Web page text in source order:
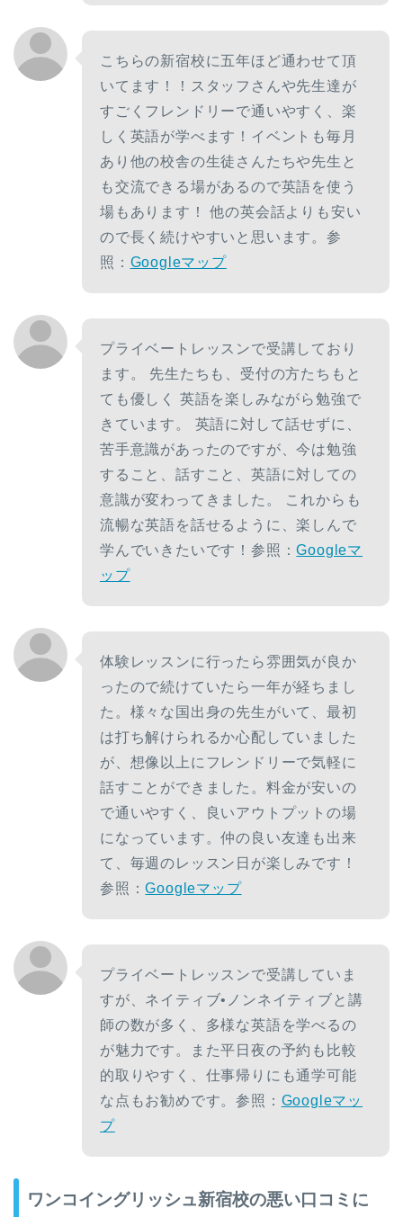
こちらの新宿校に五年ほど通わせて頂
いてます！！スタッフさんや先生達が
すごくフレンドリーで通いやすく、楽
しく英語が学べます！イベントも毎月
あり他の校舎の生徒さんたちや先生と
も交流できる場があるので英語を使う
場もあります！ 他の英会話よりも安い
ので長く続けやすいと思います。参
照： Googleマップ
プライベートレッスンで受講しており
ます。 先生たちも、受付の方たちもと
ても優しく 英語を楽しみながら勉強で
きています。 英語に対して話せずに、
苦手意識があったのですが、今は勉強
すること、話すこと、英語に対しての
意識が変わってきました。 これからも
流暢な英語を話せるように、楽しんで
学んでいきたいです！参照：Googleマ
ップ
体験レッスンに行ったら雰囲気が良か
ったので続けていたら一年が経ちまし
た。様々な国出身の先生がいて、最初
は打ち解けられるか心配していました
が、想像以上にフレンドリーで気軽に
話すことができました。料金が安いの
で通いやすく、良いアウトプットの場
になっています。仲の良い友達も出来
て、毎週のレッスン日が楽しみです！
参照：Googleマップ
プライベートレッスンで受講していま
すが、ネイティブ•ノンネイティブと講
師の数が多く、多様な英語を学べるの
が魅力です。また平日夜の予約も比較
的取りやすく、仕事帰りにも通学可能
な点もお勧めです。参照： Googleマッ
プ
ワンコイングリッシュ新宿校の悪い口コミに